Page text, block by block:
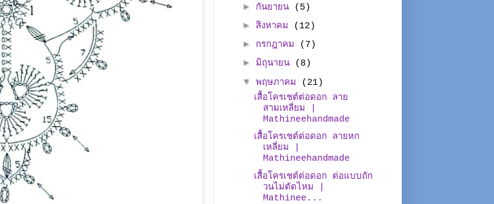
► กันยายน
(5)
► สิงหาคม
(12)
► กรกฎาคม
(7)
► มิถุนายน
(8)
▼ พฤษภาคม
(21)
เสื้อโครเชต์ต่อดอก ลาย
สามเหลี่ยม |
Mathineehandmade
เสื้อโครเชต์ต่อดอก ลายหก
เหลี่ยม |
Mathineehandmade
เสื้อโครเชต์ต่อดอก ต่อแบบถัก
วนไม่ตัดไหม |
Mathinee...